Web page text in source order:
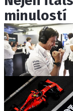
minulostí